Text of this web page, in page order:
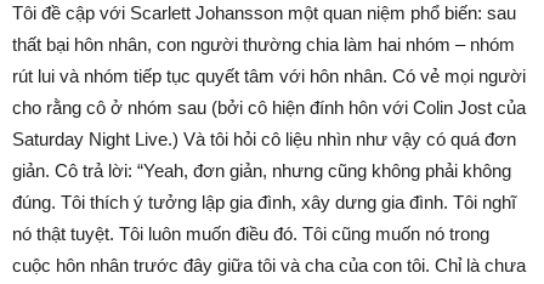
Tôi đề cập với Scarlett Johansson một quan niệm phổ biến: sau
thất bại hôn nhân, con người thường chia làm hai nhóm – nhóm
rút lui và nhóm tiếp tục quyết tâm với hôn nhân. Có vẻ mọi người
cho rằng cô ở nhóm sau (bởi cô hiện đính hôn với Colin Jost của
Saturday Night Live.) Và tôi hỏi cô liệu nhìn như vậy có quá đơn
giản. Cô trả lời: “Yeah, đơn giản, nhưng cũng không phải không
đúng. Tôi thích ý tưởng lập gia đình, xây dưng gia đình. Tôi nghĩ
nó thật tuyệt. Tôi luôn muốn điều đó. Tôi cũng muốn nó trong
cuộc hôn nhân trước đây giữa tôi và cha của con tôi. Chỉ là chưa